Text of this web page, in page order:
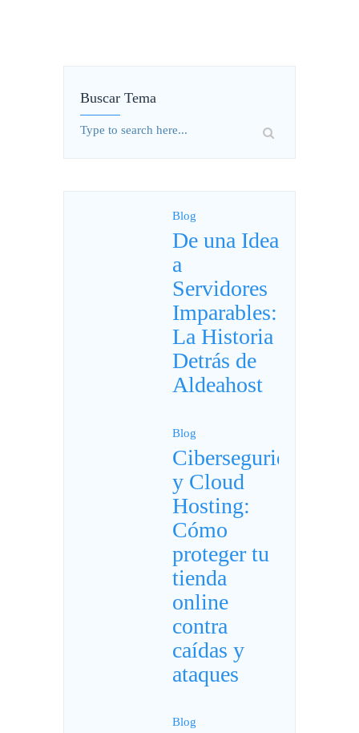
Buscar Tema
Blog
De una Idea
a
Servidores
Imparables:
La Historia
Detrás de
Aldeahost
Blog
Ciberseguridad
y Cloud
Hosting:
Cómo
proteger tu
tienda
online
contra
caídas y
ataques
Blog